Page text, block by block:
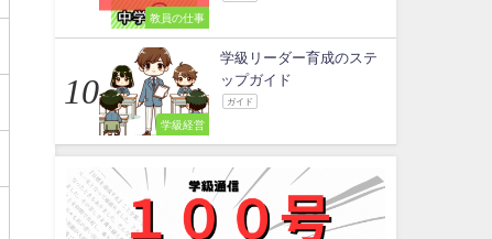
教員の仕事
学級経営
学級リーダー育成のステ
ップガイド
ガイド